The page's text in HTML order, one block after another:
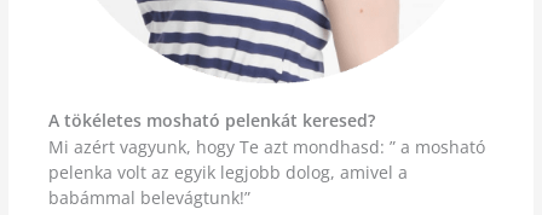
A tökéletes mosható pelenkát keresed?
Mi azért vagyunk, hogy Te azt mondhasd: ” a mosható
pelenka volt az egyik legjobb dolog, amivel a
babámmal belevágtunk!”